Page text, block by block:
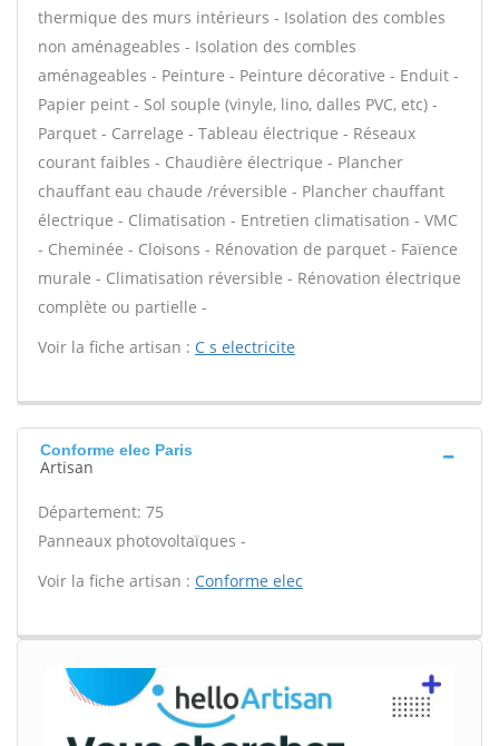
thermique des murs intérieurs - Isolation des combles
non aménageables - Isolation des combles
aménageables - Peinture - Peinture décorative - Enduit -
Papier peint - Sol souple (vinyle, lino, dalles PVC, etc) -
Parquet - Carrelage - Tableau électrique - Réseaux
courant faibles - Chaudière électrique - Plancher
chauffant eau chaude /réversible - Plancher chauffant
électrique - Climatisation - Entretien climatisation - VMC
- Cheminée - Cloisons - Rénovation de parquet - Faïence
murale - Climatisation réversible - Rénovation électrique
complète ou partielle -
Voir la fiche artisan : C s electricite
Conforme elec Paris
Artisan
Département: 75
Panneaux photovoltaïques -
Voir la fiche artisan : Conforme elec